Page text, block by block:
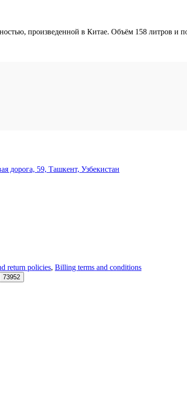
произведенной в Китае. Объём 158 литров и
дорога, 59, Ташкент, Узбекистан
return policies, Billing terms and conditions